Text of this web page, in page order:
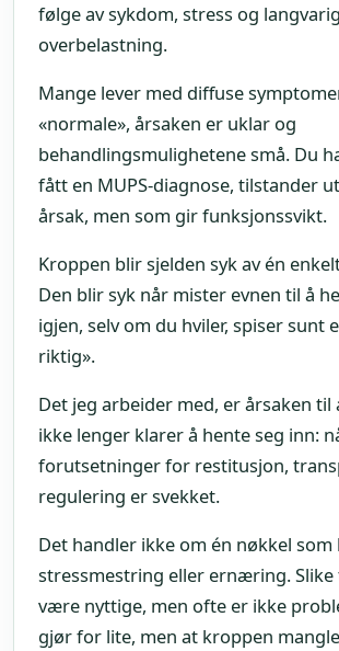
følge av sykdom, stress og langvarig
overbelastning.
Mange lever med diffuse
«normale», årsaken er uklar og
behandlingsmulighetene små. Du
fått en MUPS-diagnose, tilstander
årsak, men som gir funksjonssvikt.
Kroppen blir sjelden syk av én
Den blir syk når mister evnen til å
igjen, selv om du hviler, spiser sunt
riktig».
Det jeg arbeider med, er årsaken til
ikke lenger klarer å hente seg inn:
forutsetninger for restitusjon,
regulering er svekket.
Det handler ikke om én nøkkel som
stressmestring eller ernæring. Slike
være nyttige, men ofte er ikke
gjør for lite, men at kroppen